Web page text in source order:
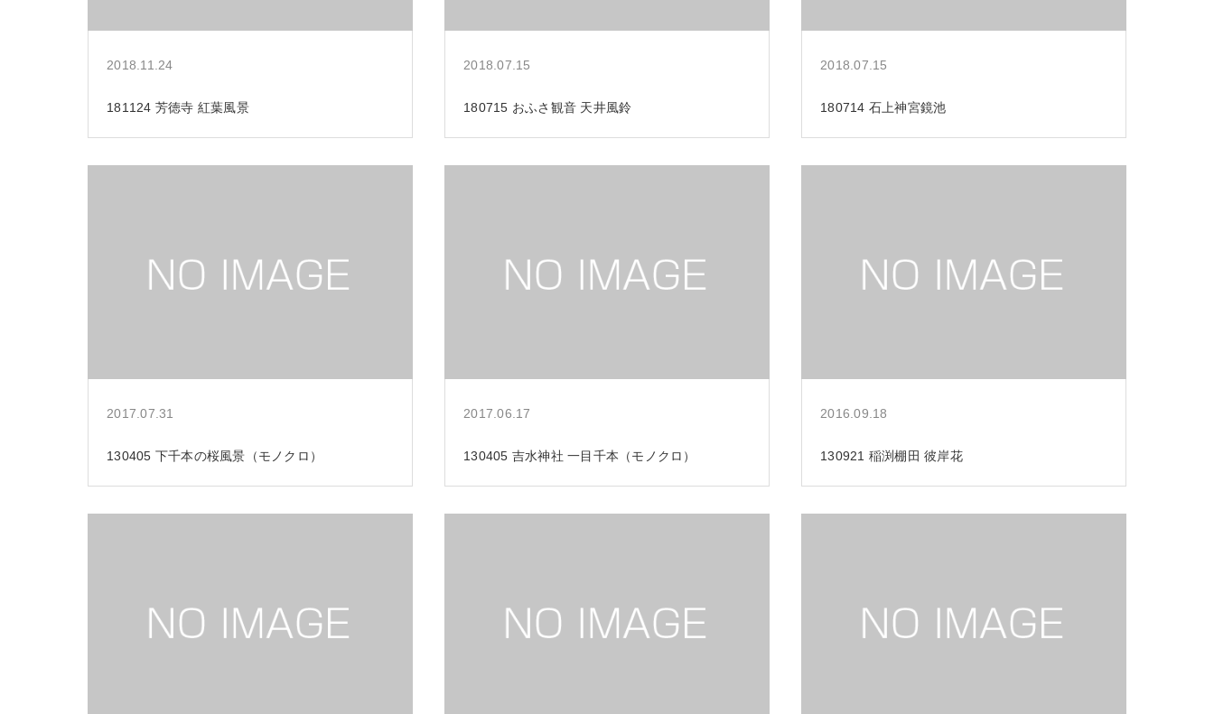
2018.11.24
181124 芳徳寺 紅葉風景
2018.07.15
180715 おふさ観音 天井風鈴
2018.07.15
180714 石上神宮鏡池
2017.07.31
130405 下千本の桜風景（モノクロ）
2017.06.17
130405 吉水神社 一目千本（モノクロ）
2016.09.18
130921 稲渕棚田 彼岸花